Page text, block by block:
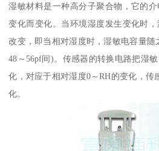
湿敏材料是一种高分子聚合物，它的
变化而变化。当环境湿度发生变化时
改变，即当相对湿度时，湿敏电容量
48～56pf间)。传感器的转换电路把湿
化，对应于相对湿度0～RH的变化，传
化。